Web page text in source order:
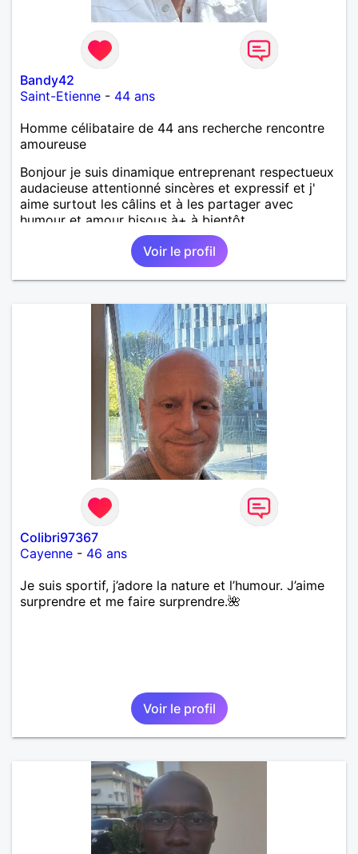
Bandy42
Saint-Etienne - 44 ans
Homme célibataire de 44 ans recherche rencontre
amoureuse
Bonjour je suis dinamique entreprenant respectueux
audacieuse attentionné sincères et expressif et j'
aime surtout les câlins et à les partager avec
humour et amour bisous à+ à bientôt
Voir le profil
Colibri97367
Cayenne - 46 ans
Je suis sportif, j’adore la nature et l’humour. J’aime
surprendre et me faire surprendre.🌺
Voir le profil